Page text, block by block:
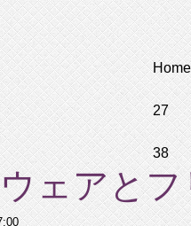
Home
27
38
ェアと